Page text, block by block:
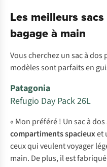
Les meilleurs
bagage à main
Vous cherchez un sac à dos
modèles sont parfaits en
Patagonia
Refugio Day Pack 26L
« Mon préféré ! Un sac à
compartiments spacieuxet
ceux qui veulent voyager
main. De plus, il est